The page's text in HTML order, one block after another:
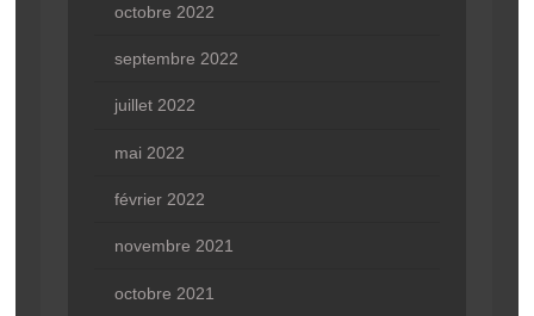
octobre 2022
septembre 2022
juillet 2022
mai 2022
février 2022
novembre 2021
octobre 2021